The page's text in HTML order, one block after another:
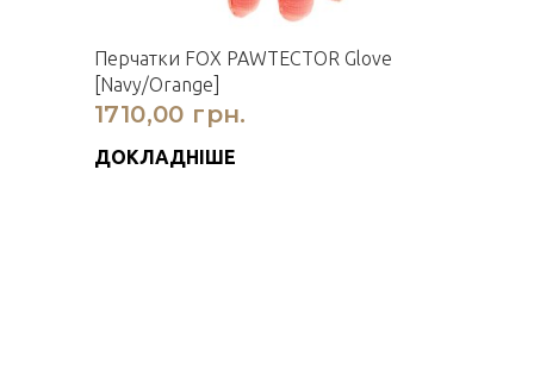
Перчатки FOX PAWTECTOR Glove
[Navy/Orange]
1710,00 грн.
ДОКЛАДНІШЕ